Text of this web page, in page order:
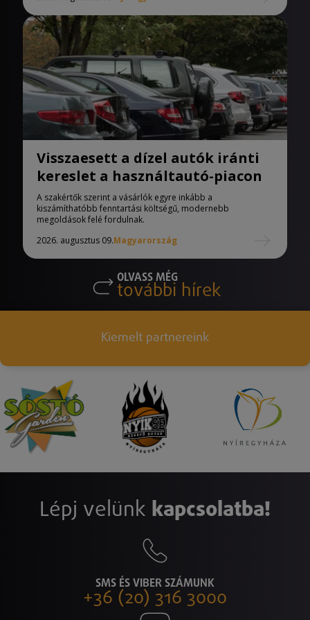
Visszaesett a dízel autók iránti
kereslet a használtautó-piacon
A szakértők szerint a vásárlók egyre inkább a
kiszámíthatóbb fenntartási költségű, modernebb
megoldások felé fordulnak.
2026. augusztus 09.Magyarország
OLVASS MÉG
további hírek
Kiemelt partnereink
Lépj velünk kapcsolatba!
SMS ÉS VIBER SZÁMUNK
+36 (20) 316 3000